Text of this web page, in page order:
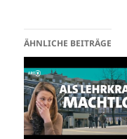
ÄHNLICHE BEITRÄGE